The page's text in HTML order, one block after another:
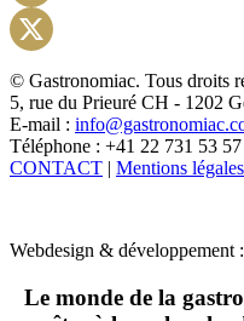
© Gastronomiac. Tous droits
5, rue du Prieuré CH - 1202
E-mail :
Téléphone : +41 22 731 53
CONTACT | Mentions légales
Webdesign & développement
Le monde de la